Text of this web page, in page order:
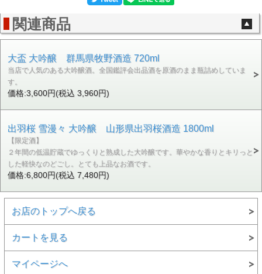
関連商品
大盃 大吟醸 群馬県牧野酒造 720ml
当店で人気のある大吟醸酒。全国鑑評会出品酒を原酒のまま瓶詰めしていま
す。
価格:3,600円(税込 3,960円)
出羽桜 雪漫々 大吟醸 山形県出羽桜酒造 1800ml
【限定酒】
２年間の低温貯蔵でゆっくりと熟成した大吟醸です。華やかな香りとキリっと
した軽快なのどごし。とても上品なお酒です。
価格:6,800円(税込 7,480円)
お店のトップへ戻る
カートを見る
マイページへ